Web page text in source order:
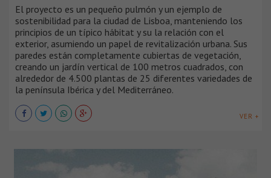
El proyecto es un pequeño pulmón y un ejemplo de
sostenibilidad para la ciudad de Lisboa, manteniendo los
principios de un típico hábitat y su la relación con el
exterior, asumiendo un papel de revitalización urbana. Sus
paredes están completamente cubiertas de vegetación,
creando un jardín vertical de 100 metros cuadrados, con
alrededor de 4.500 plantas de 25 diferentes variedades de
la península Ibérica y del Mediterráneo.
VER +